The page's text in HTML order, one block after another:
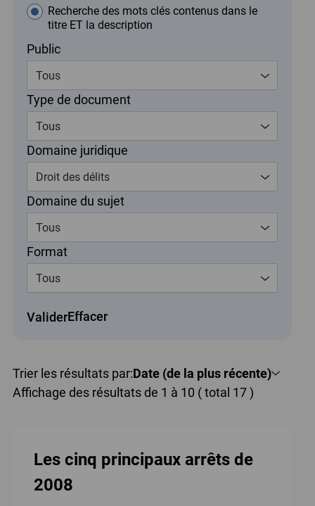
Recherche des mots clés contenus dans le
titre ET la description
Public
Tous
Type de document
Tous
Domaine juridique
Droit des délits
Domaine du sujet
Tous
Format
Tous
ValiderEffacer
Affichage des résultats de 1 à 10 ( total 17 )
Trier les résultats par:Date (de la plus récente)
Les cinq principaux arrêts de
2008